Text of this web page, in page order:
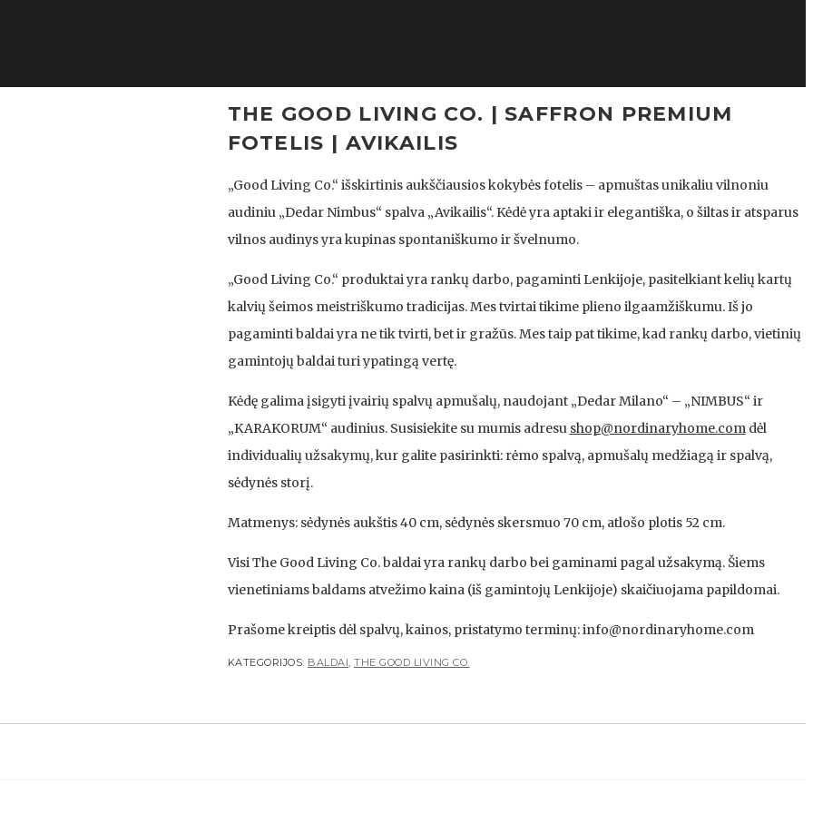
THE GOOD LIVING CO. | SAFFRON PREMIUM
FOTELIS | AVIKAILIS
„Good Living Co.“ išskirtinis aukščiausios kokybės fotelis – apmuštas unikaliu vilnoniu
audiniu „Dedar Nimbus“ spalva „Avikailis“. Kėdė yra aptaki ir elegantiška, o šiltas ir atsparus
vilnos audinys yra kupinas spontaniškumo ir švelnumo.
„Good Living Co.“ produktai yra rankų darbo, pagaminti Lenkijoje, pasitelkiant kelių kartų
kalvių šeimos meistriškumo tradicijas. Mes tvirtai tikime plieno ilgaamžiškumu. Iš jo
pagaminti baldai yra ne tik tvirti, bet ir gražūs. Mes taip pat tikime, kad rankų darbo, vietinių
gamintojų baldai turi ypatingą vertę.
Kėdę galima įsigyti įvairių spalvų apmušalų, naudojant „Dedar Milano“ – „NIMBUS“ ir
„KARAKORUM“ audinius. Susisiekite su mumis adresu shop@nordinaryhome.comdėl
individualių užsakymų, kur galite pasirinkti: rėmo spalvą, apmušalų medžiagą ir spalvą,
sėdynės storį.
Matmenys: sėdynės aukštis 40 cm, sėdynės skersmuo 70 cm, atlošo plotis 52 cm.
Visi The Good Living Co. baldai yra rankų darbo bei gaminami pagal užsakymą. Šiems
vienetiniams baldams atvežimo kaina (iš gamintojų Lenkijoje) skaičiuojama papildomai.
Prašome kreiptis dėl spalvų, kainos, pristatymo terminų: info@nordinaryhome.com
KATEGORIJOS: BALDAI,THE GOOD LIVING CO.